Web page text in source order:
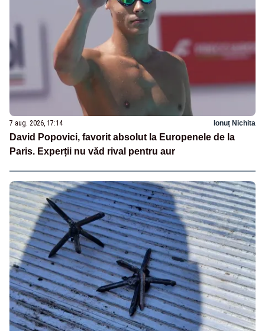
7 aug. 2026, 17:14 Ionuț Nichita
David Popovici, favorit absolut la Europenele de la
Paris. Experții nu văd rival pentru aur